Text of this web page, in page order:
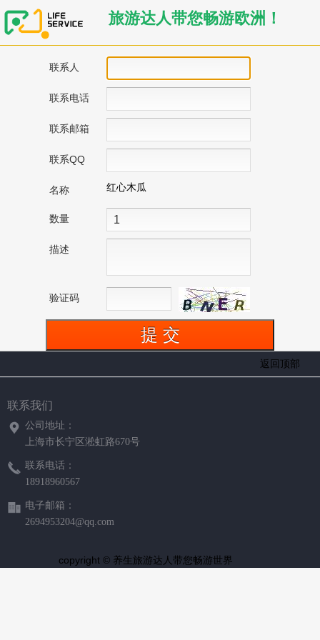
旅游达人带您畅游欧洲！
联系人
联系电话
联系邮箱
联系QQ
名称 红心木瓜
数量
描述
验证码
返回顶部
联系我们
公司地址：
上海市长宁区淞虹路670号
联系电话：
18918960567
电子邮箱：
2694953204@qq.com
copyright © 养生旅游达人带您畅游世界